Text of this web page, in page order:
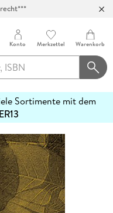
Konto Merkzettel Warenkorb
Sortimente mit dem